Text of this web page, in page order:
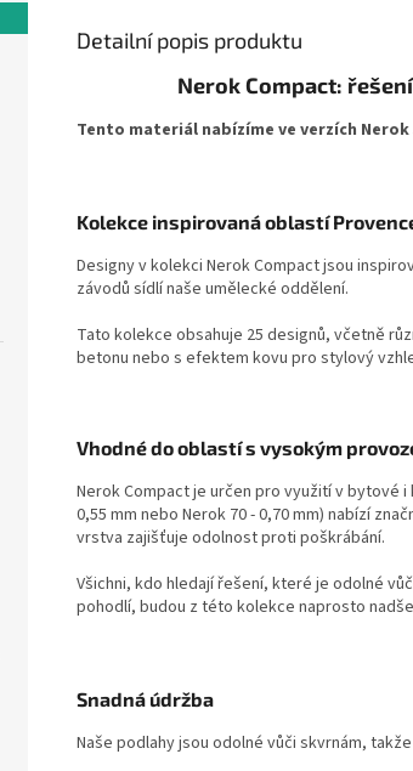
Detailní popis produktu
Nerok Compact:
Tento materiál nabízíme ve verzích Nerok
Kolekce inspirovaná oblastí
Designy v kolekci Nerok Compact jsou
závodů sídlí naše umělecké oddělení.
Tato kolekce obsahuje 25 designů, včetně
betonu nebo s efektem kovu pro stylový
Vhodné do oblastí s vysokým
Nerok Compact je určen pro využití v bytové
0,55 mm nebo Nerok 70 - 0,70 mm) nabízí
vrstva zajišťuje odolnost proti poškrábání.
Všichni, kdo hledají řešení, které je odolné
pohodlí, budou z této kolekce naprosto
Snadná údržba
Naše podlahy jsou odolné vůči skvrnám,